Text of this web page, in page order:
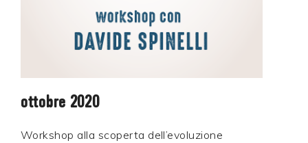
ottobre 2020
Workshop alla scoperta dell’evoluzione